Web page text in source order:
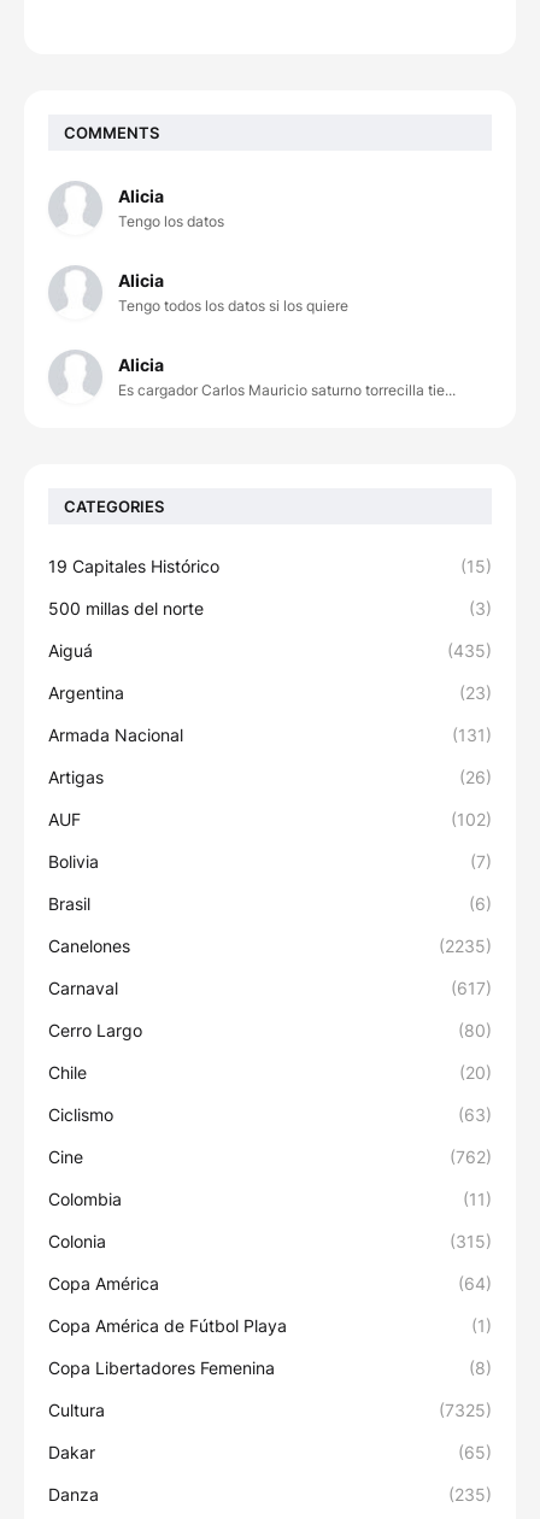
COMMENTS
Alicia
Tengo los datos
Alicia
Tengo todos los datos si los quiere
Alicia
Es cargador Carlos Mauricio saturno torrecilla tie...
CATEGORIES
19 Capitales Histórico (15)
500 millas del norte (3)
Aiguá (435)
Argentina (23)
Armada Nacional (131)
Artigas (26)
AUF (102)
Bolivia (7)
Brasil (6)
Canelones (2235)
Carnaval (617)
Cerro Largo (80)
Chile (20)
Ciclismo (63)
Cine (762)
Colombia (11)
Colonia (315)
Copa América (64)
Copa América de Fútbol Playa (1)
Copa Libertadores Femenina (8)
Cultura (7325)
Dakar (65)
Danza (235)